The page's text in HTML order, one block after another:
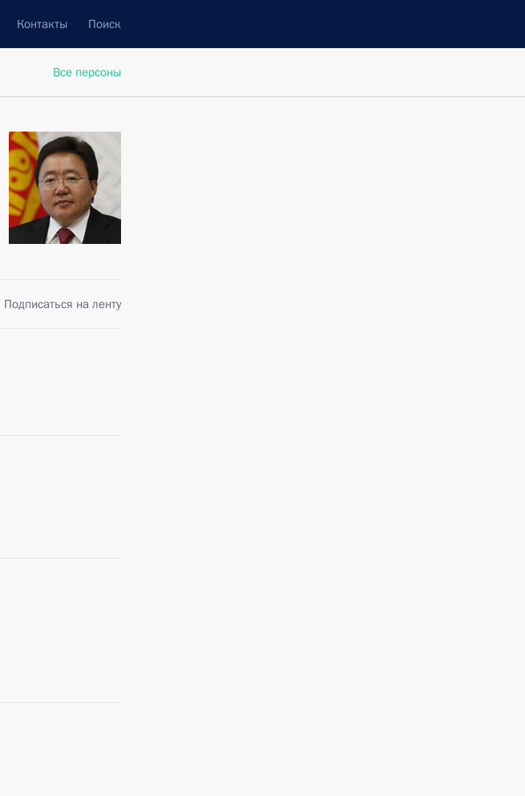
Контакты Поиск
Все персоны
Подписаться на ленту